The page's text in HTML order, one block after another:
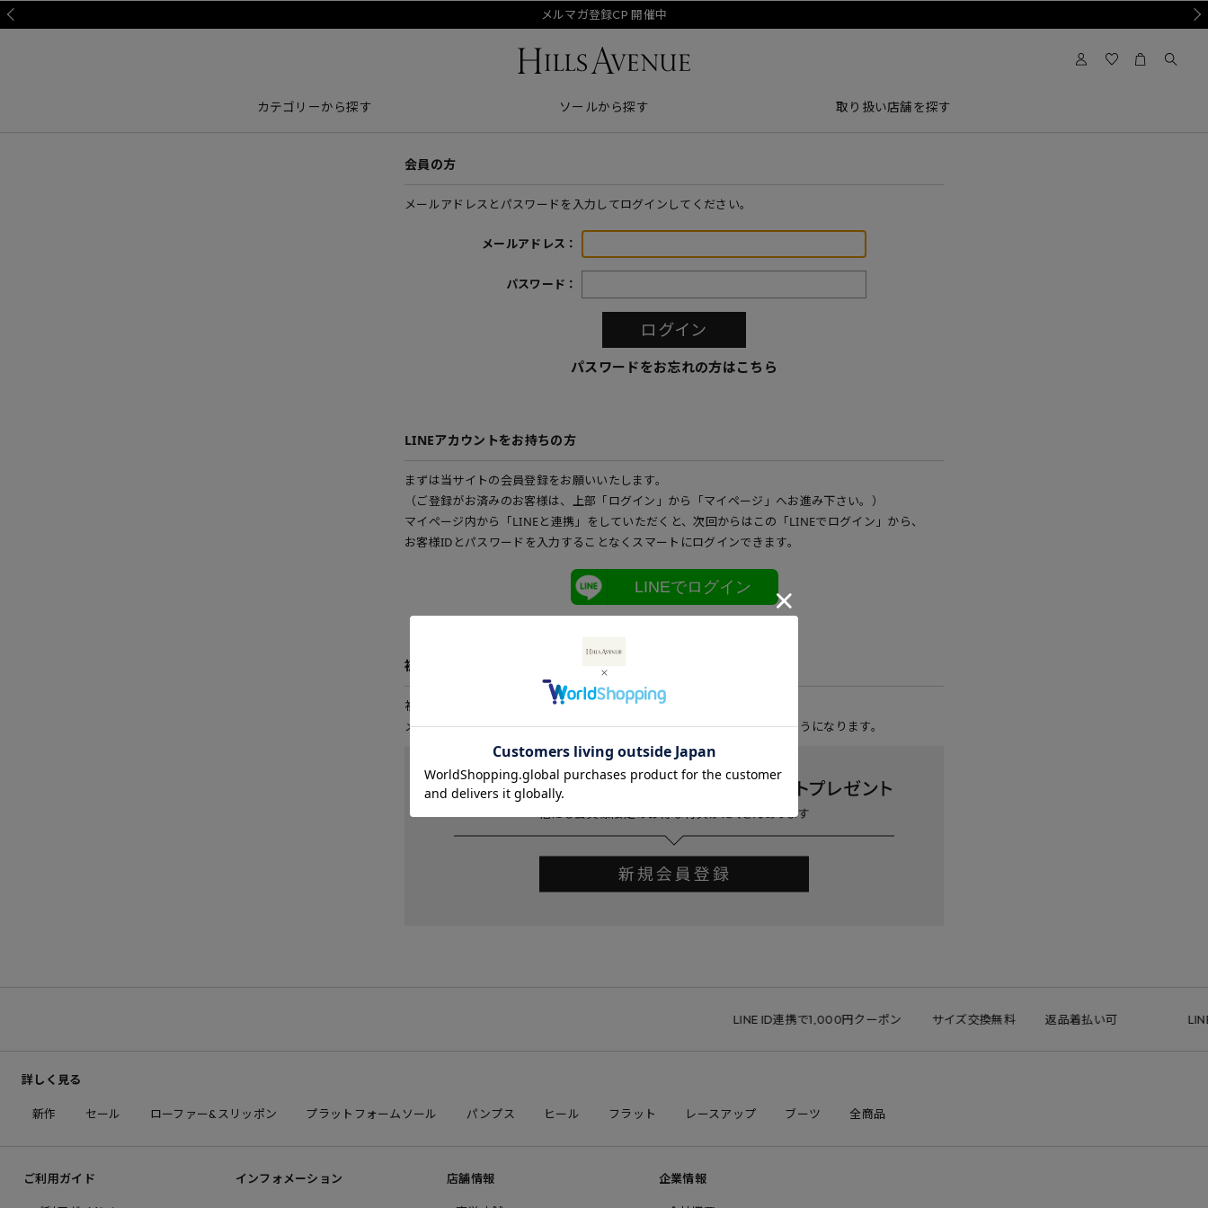
メルマガ登録CP 開催中
カテゴリーから探す ソールから探す 取り扱い店舗を探す
会員の方
メールアドレスとパスワードを入力してログインしてください。
メールアドレス：
パスワード：
パスワードをお忘れの方はこちら
LINEアカウントをお持ちの方
まずは当サイトの会員登録をお願いいたします。
（ご登録がお済みのお客様は、上部「ログイン」から「マイページ」へお進み下さい。）
マイページ内から「LINEと連携」をしていただくと、次回からはこの「LINEでログイン」から、
お客様IDとパスワードを入力することなくスマートにログインできます。
LINEでログイン
初めてご利用の方
初めてご利用のお客様は、こちらから会員登録を行って下さい。
メールアドレスとパスワードを登録しておくと便利にお買い物ができるようになります。
LINE ID連携で1,000円クーポン サイズ交換無料 返品着払い可 LINE
詳しく見る
新作 セール ローファー&スリッポン プラットフォームソール パンプス ヒール フラット レースアップ ブーツ 全商品
ご利用ガイド インフォメーション 店舗情報 企業情報